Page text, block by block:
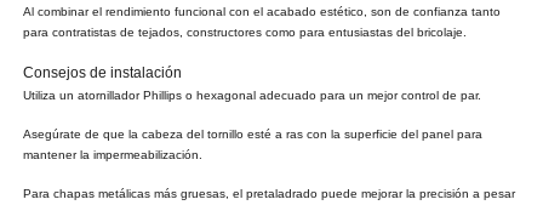
Al combinar el rendimiento funcional con el acabado estético, son de confianza tanto
para contratistas de tejados, constructores como para entusiastas del bricolaje.
Consejos de instalación
Utiliza un atornillador Phillips o hexagonal adecuado para un mejor control de par.
Asegúrate de que la cabeza del tornillo esté a ras con la superficie del panel para
mantener la impermeabilización.
Para chapas metálicas más gruesas, el pretaladrado puede mejorar la precisión a pesar